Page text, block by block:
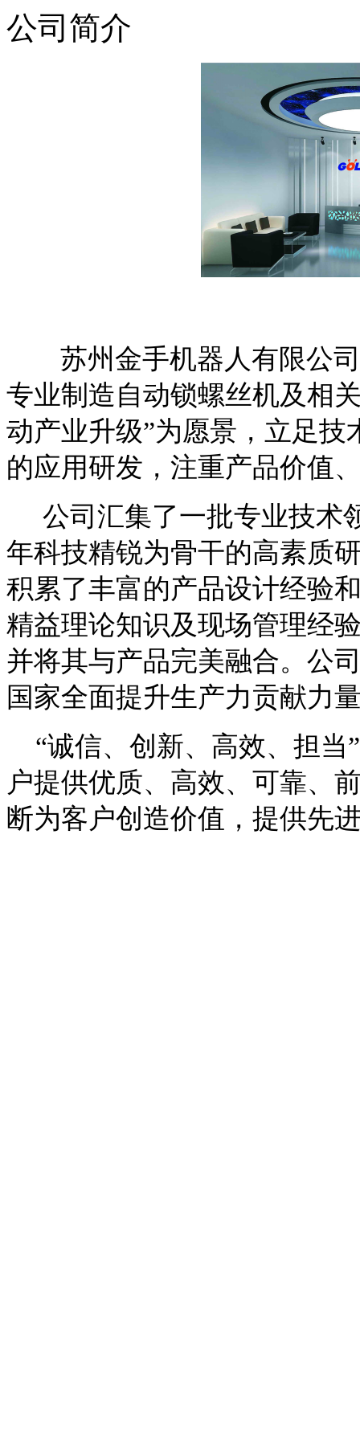
公司简介
苏州金手机器人有限公
专业制造自动锁螺丝机及相
动产业升级”为愿景，立足
的应用研发，注重产品价值
公司汇集了一批专业技术
年科技精锐为骨干的高素质
积累了丰富的产品设计经验
精益理论知识及现场管理经
并将其与产品完美融合。公
国家全面提升生产力贡献力
“诚信、创新、高效、担当
户提供优质、高效、可靠、
断为客户创造价值，提供先